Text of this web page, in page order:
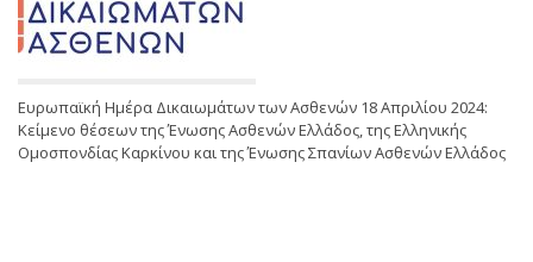
Ευρωπαϊκή Ημέρα Δικαιωμάτων των Ασθενών 18 Απριλίου 2024:
Κείμενο θέσεων της Ένωσης Ασθενών Ελλάδος, της Ελληνικής
Ομοσπονδίας Καρκίνου και της Ένωσης Σπανίων Ασθενών Ελλάδος